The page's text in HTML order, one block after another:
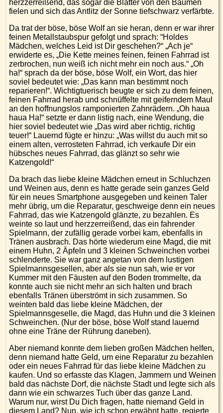
herzzerreißend, das sogar die Blätter von den Bäumen
fielen und sich das Antlitz der Sonne tiefschwarz verfärbte.
Da trat der böse, böse Wolf an sie heran, denn er war ihrer
feinen Metallstaubspur gefolgt und sprach: “Holdes
Mädchen, welches Leid ist Dir geschehen?“ „Ach je“
erwiderte es, „Die Kette meines feinen, feinen Fahrrad ist
zerbrochen, nun weiß ich nicht mehr ein noch aus.“ „Oh
ha!“ sprach da der böse, böse Wolf, ein Wort, das hier
soviel bedeutet wie: „Das kann man bestimmt noch
reparieren!“. Wichtigtuerisch beugte er sich zu dem feinen,
feinen Fahrrad herab und schnüffelte mit geiferndem Maul
an den hoffnungslos ramponierten Zahnrädern. „Oh haua
haua Ha!“ setzte er dann listig nach, eine Wendung, die
hier soviel bedeutet wie „Das wird aber richtig, richtig
teuer!“ Lauernd fügte er hinzu: „Was willst du auch mit so
einem alten, verrosteten Fahrrad, ich verkaufe Dir ein
hübsches neues Fahrrad, das glänzt so sehr wie
Katzengold!“
Da brach das liebe kleine Mädchen erneut in Schluchzen
und Weinen aus, denn es hatte gerade sein ganzes Geld
für ein neues Smartphone ausgegeben und keinen Taler
mehr übrig, um die Reparatur, geschweige denn ein neues
Fahrrad, das wie Katzengold glänzte, zu bezahlen. Es
weinte so laut und herzzerreißend, das ein fahrender
Spielmann, der zufällig gerade vorbei kam, ebenfalls in
Tränen ausbrach. Das hörte wiederum eine Magd, die mit
einem Huhn, 2 Äpfeln und 3 kleinen Schweinchen vorbei
schlenderte. Sie war ganz angetan von dem lustigen
Spielmannsgesellen, aber als sie nun sah, wie er vor
Kummer mit den Fäusten auf den Boden trommelte, da
konnte auch sie nicht mehr an sich halten und brach
ebenfalls Tränen überströmt in sich zusammen. So
weinten bald das liebe kleine Mädchen, der
Spielmannsgeselle, die Magd, das Huhn und die 3 kleinen
Schweinchen. (Nur der böse, böse Wolf stand lauernd
ohne eine Träne der Rührung daneben).
Aber niemand konnte dem lieben großen Mädchen helfen,
denn niemand hatte Geld, um eine Reparatur zu bezahlen
oder ein neues Fahrrad für das liebe kleine Mädchen zu
kaufen. Und so erfasste das Klagen, Jammern und Weinen
bald das nächste Dorf, die nächste Stadt und legte sich als
dann wie ein schwarzes Tuch über das ganze Land.
Warum nur, wirst Du Dich fragen, hatte niemand Geld in
diesem Land? Nun, wie ich schon erwähnt hatte, regierte